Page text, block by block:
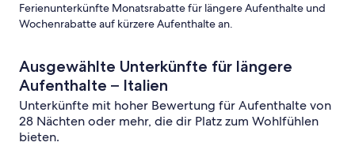
Ferienunterkünfte Monatsrabatte für längere Aufenthalte und
Wochenrabatte auf kürzere Aufenthalte an.
Ausgewählte Unterkünfte für längere
Aufenthalte – Italien
Unterkünfte mit hoher Bewertung für Aufenthalte von
28 Nächten oder mehr, die dir Platz zum Wohlfühlen
bieten.